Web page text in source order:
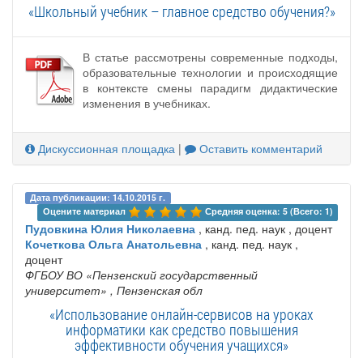
«Школьный учебник – главное средство обучения?»
В статье рассмотрены современные подходы,
образовательные технологии и происходящие
в контексте смены парадигм дидактические
изменения в учебниках.
Дискуссионная площадка | Оставить комментарий
Дата публикации: 14.10.2015 г.
Оцените материал
Средняя оценка: 5 (Всего: 1)
Пудовкина Юлия Николаевна , канд. пед. наук , доцент
Кочеткова Ольга Анатольевна , канд. пед. наук ,
доцент
ФГБОУ ВО «Пензенский государственный
университет» , Пензенская обл
«Использование онлайн-сервисов на уроках
информатики как средство повышения
эффективности обучения учащихся»